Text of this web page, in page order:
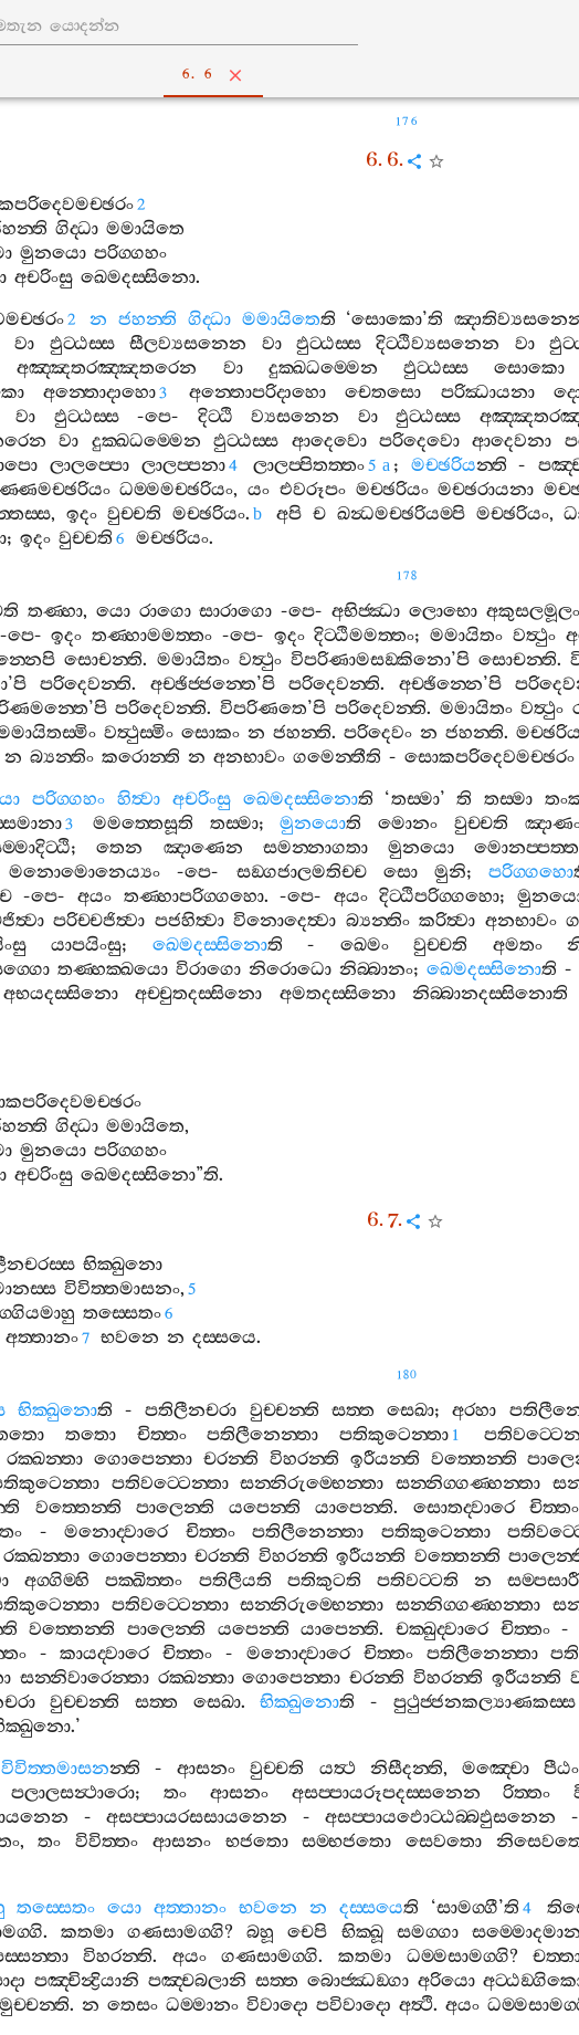
6. 6
176
6. 6.
2
ගිද‍්ධා මමායිතෙ
මුනයො පරිග‍්ගහං
අචරිංසු ඛෙමදස‍්සිනො.
2 න ජහන‍්ති ගිද‍්ධා මමායිතෙති ‘සොකො’ති
වා ඵුට‍්ඨස‍්ස සීලව්‍යසනෙන වා ඵුට‍්ඨස‍්ස දිට‍්ඨිව්‍යසනෙන වා
අඤ‍්ඤතරඤ‍්ඤතරෙන වා දුක‍්ඛධම‍්මෙන ඵුට‍්ඨස‍්ස සොකො
අන‍්තොදාහො3 අන‍්තොපරිදාහො චෙතසො පරිඣායනා
වා ඵුට‍්ඨස‍්ස-පෙ- දිට‍්ඨි ව්‍යසනෙන වා ඵුට‍්ඨස‍්ස
වා දුක‍්ඛධම‍්මෙන ඵුට‍්ඨස‍්ස ආදෙවො පරිදෙවො ආදෙවනා
ලාලප‍්පො ලාලප‍්පනා4 ලාලප‍්පිතත‍්තං5 a ; මච‍්ඡරියන‍්ති -
ධම‍්මමච‍්ඡරියං,යං එවරූපං මච‍්ඡරියං මච‍්ඡරායනා
, ඉදං වුච‍්චති මච‍්ඡරියං. b අපි ච ඛන්‍ධමච‍්ඡරියම‍්පි මච‍්ඡරියං,
; ඉදං වුච‍්චති 6 මච‍්ඡරියං.
178
තණ‍්හා, යො රාගො සාරාගො -පෙ-අභිජ‍්ඣා ලොභො
පෙ-ඉදං තණ‍්හාමමත‍්තං -පෙ- ඉදං දිට‍්ඨිමමත‍්තං; මමායිතං වත්‍ථුං
සොචන‍්ති. මමායිතං වත්‍ථුං විපරිණාමසඞ‍්කිනො’පි සොචන‍්ති.
’පි පරිදෙවන‍්ති. අච‍්ඡිජ‍්ජන‍්තෙ’පි පරිදෙවන‍්ති. අච‍්ඡින‍්නෙ’පි
’පි පරිදෙවන‍්ති.විපරිණතෙ’පි පරිදෙවන‍්ති. මමායිතං වත්‍ථුං
වත්‍ථුස‍්මිං සොකං න ජහන‍්ති. පරිදෙවං න ජහන‍්ති.
න බ්‍යන‍්තිං කරොන‍්ති න අනභාවං ගමෙන‍්තීති - සොකපරිදෙවමච‍්ඡරං
පරිග‍්ගහං හිත්‍වා අචරිංසු ඛෙමදස‍්සිනොති ‘තස‍්මා’ති තස‍්මා
3 මමත‍්තෙසූති තස‍්මා;මුනයොති මොනං වුච‍්චති
;තෙන ඤාණෙන සමන‍්නාගතා මුනයො
මනොමොනෙය්‍යං -පෙ- සඞ‍්ගජාලමතිච‍්ච සො මුනි;පරිග‍්ගහො
ච-පෙ- අයං තණ‍්හාපරිග‍්ගහො. -පෙ- අයං දිට‍්ඨිපරිග‍්ගහො;
පරිච‍්චජිත්‍වා පජහිත්‍වා විනොදෙත්‍වා බ්‍යන‍්තිං කරිත්‍වා අනභාවං
යාපයිංසු; ඛෙමදස‍්සිනොති - ඛෙමං වුච‍්චති අමතං
තණ‍්හක‍්ඛයො විරාගො නිරොධො නිබ‍්බානං; ඛෙමදස‍්සිනොති -
අභයදස‍්සිනො අච‍්චුතදස‍්සිනො අමතදස‍්සිනො නිබ‍්බානදස‍්සිනොති
ගිද‍්ධා මමායිතෙ,
මුනයො පරිග‍්ගහං
අචරිංසු ඛෙමදස‍්සිනො”ති.
6. 7.
භික‍්ඛුනො
විවිත‍්තමාසනං, 5
තස‍්සෙතං6
අත‍්තානං7 භවනෙ න දස‍්සයෙ.
180
භික‍්ඛුනොති -පතිලීනචරා වුච‍්චන‍්ති සත‍්ත සෙඛා;අරහා
තතො චිත‍්තං පතිලීනෙන‍්තා පතිකුටෙන‍්තා 1
රක‍්ඛන‍්තා ගොපෙන‍්තා චරන‍්ති විහරන‍්ති ඉරීයන‍්ති වත‍්තෙන‍්ති
පතිවට‍්ටෙන‍්තා සන‍්නිරුම‍්භෙන‍්තා සන‍්නිග‍්ගණ‍්හන‍්තා
වත‍්තෙන‍්ති පාලෙන‍්ති යපෙන‍්ති යාපෙන‍්ති. සොතද‍්වාරෙ චිත‍්තං
-මනොද‍්වාරෙ චිත‍්තං පතිලීනෙන‍්තා පතිකුටෙන‍්තා
රක‍්ඛන‍්තා ගොපෙන‍්තා චරන‍්ති විහරන‍්ති ඉරීයන‍්ති වත‍්තෙන‍්ති
අග‍්ගිම‍්හි පක‍්ඛිත‍්තං පතිලීයති පතිකුටති පතිවට‍්ටති න
පතිවට‍්ටෙන‍්තා සන‍්නිරුම‍්භෙන‍්තා සන‍්නිග‍්ගණ‍්හන‍්තා
වත‍්තෙන‍්ති පාලෙන‍්ති යපෙන‍්ති යාපෙන‍්ති. චක‍්ඛුද‍්වාරෙ චිත‍්තං-
-කායද‍්වාරෙ චිත‍්තං - මනොද‍්වාරෙ චිත‍්තං පතිලීනෙන‍්තා
සන‍්නිවාරෙන‍්තා රක‍්ඛන‍්තා ගොපෙන‍්තා චරන‍්ති විහරන‍්ති ඉරීයන‍්ති
වුච‍්චන‍්ති සත‍්ත සෙඛා.භික‍්ඛුනොති - පුථුජ‍්ජනකල්‍යාණකස‍්ස
.’
විවිත‍්තමාසනන‍්ති -ආසනං වුච‍්චති යත්‍ථ නිසීදන‍්ති,මඤ‍්චො පීඨං
පලාලසන්‍ථාරො; තං ආසනං අසප‍්පායරූපදස‍්සනෙන රිත‍්තං
-අසප‍්පායරසසායනෙන -අසප‍්පායඵොට‍්ඨබ‍්බඵුසනෙන
,තං විවිත‍්තං ආසනං භජතො සම‍්භජතො සෙවතො
තස‍්සෙතං යො අත‍්තානං භවනෙ න දස‍්සයෙති ‘සාමග‍්ගී’ති 4
.කතමා ගණසාමග‍්ගි?බහූ චෙපි භික‍්ඛූ සමග‍්ගා
විහරන‍්ති. අයං ගණසාමග‍්ගි.කතමා ධම‍්මසාමග‍්ගි?
පඤ‍්චින්‍ද්‍රියානි පඤ‍්චබලානි සත‍්ත බොජ‍්ඣඞ‍්ගා අරියො
. න තෙසං ධම‍්මානං විවාදො පවිවාදො අත්‍ථි. අයං